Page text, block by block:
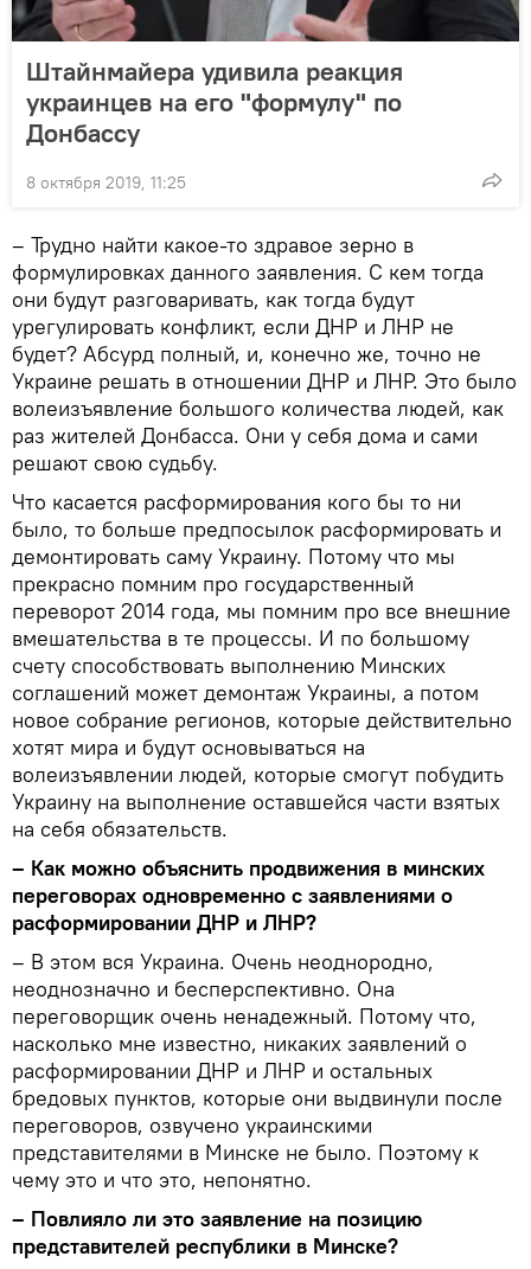
Штайнмайера удивила реакция
украинцев на его "формулу" по
Донбассу
8 октября 2019, 11:25
– Трудно найти какое-то здравое зерно в
формулировках данного заявления. С кем тогда
они будут разговаривать, как тогда будут
урегулировать конфликт, если ДНР и ЛНР не
будет? Абсурд полный, и, конечно же, точно не
Украине решать в отношении ДНР и ЛНР. Это было
волеизъявление большого количества людей, как
раз жителей Донбасса. Они у себя дома и сами
решают свою судьбу.
Что касается расформирования кого бы то ни
было, то больше предпосылок расформировать и
демонтировать саму Украину. Потому что мы
прекрасно помним про государственный
переворот 2014 года, мы помним про все внешние
вмешательства в те процессы. И по большому
счету способствовать выполнению Минских
соглашений может демонтаж Украины, а потом
новое собрание регионов, которые действительно
хотят мира и будут основываться на
волеизъявлении людей, которые смогут побудить
Украину на выполнение оставшейся части взятых
на себя обязательств.
– Как можно объяснить продвижения в минских
переговорах одновременно с заявлениями о
расформировании ДНР и ЛНР?
– В этом вся Украина. Очень неоднородно,
неоднозначно и бесперспективно. Она
переговорщик очень ненадежный. Потому что,
насколько мне известно, никаких заявлений о
расформировании ДНР и ЛНР и остальных
бредовых пунктов, которые они выдвинули после
переговоров, озвучено украинскими
представителями в Минске не было. Поэтому к
чему это и что это, непонятно.
– Повлияло ли это заявление на позицию
представителей республики в Минске?